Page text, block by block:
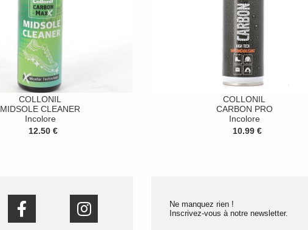
COLLONIL
MIDSOLE CLEANER
Incolore
12.50 €
COLLONIL
CARBON PRO
Incolore
10.99 €
Ne manquez rien !
Inscrivez-vous à notre newsletter.